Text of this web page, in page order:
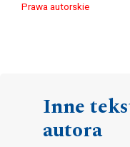
Prawa autorskie
Inne
autora